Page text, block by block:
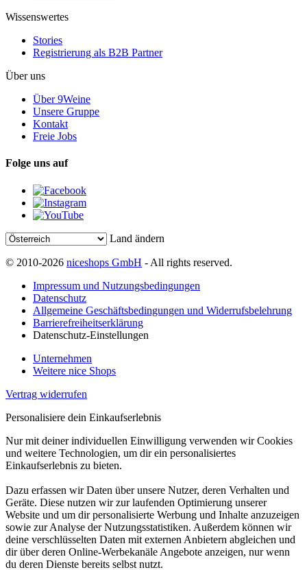
Wissenswertes
Stories
Registrierung als B2B Partner
Über uns
Über 9Weine
Unsere Gruppe
Kontakt
Freie Jobs
Folge uns auf
Land ändern
© 2010-2026 niceshops GmbH - All rights reserved.
Impressum und Nutzungsbedingungen
Datenschutz
Allgemeine Geschäftsbedingungen und Widerrufsbelehrung
Barrierefreiheitserklärung
Datenschutz-Einstellungen
Unternehmen
Weitere nice Shops
Vertrag widerrufen
Personalisiere dein Einkaufserlebnis
Nur mit deiner individuellen Einwilligung verwenden wir Cookies
und weitere Technologien, um dir ein personalisiertes
Einkaufserlebnis zu bieten.
Dazu erfassen wir Daten über unsere Nutzer, deren Verhalten und
Geräte. Diese nutzen wir zur laufenden Optimierung unserer
Website und um dir personalisierte Werbung und Inhalte anzuzeigen
sowie zur Analyse der Nutzungsstatistiken. Außerdem können wir
deine verschlüsselten Daten mit externen Anbietern abgleichen und
dir über deren Online-Werbekanäle Angebote anzeigen, nur wenn
du deren Dienste bereits selbst nutzt.